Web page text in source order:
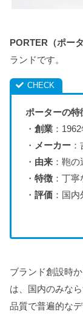
PORTER（ポータ
ランドです。
ポーターの特
・ 創業：1962
・ メーカー：
・ 由来：鞄の
・ 特徴：丁寧
・ 評価：国内
ブランド創設時
は、国内のみな
品質で普遍的な